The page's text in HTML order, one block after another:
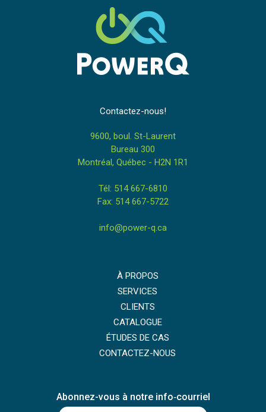
Contactez-nous!
9600, boul. St-Laurent
Bureau 300
Montréal, Québec - H2N 1R1
Tél: 514 667-6810
Fax: 514 667-5722
info@power-q.ca
À PROPOS
SERVICES
CLIENTS
CATALOGUE
ÉTUDES DE CAS
CONTACTEZ-NOUS
Abonnez-vous à notre info‑courriel